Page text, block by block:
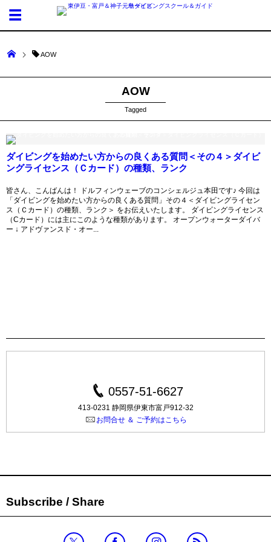
AOW
AOW
Tagged
ダイビングを始めたい方からの良くある質問＜その４＞ダイビ
ングライセンス（Ｃカード）の種類、ランク
皆さん、こんばんは！ ドルフィンウェーブのコンシェルジュ本田です♪ 今回は
「ダイビングを始めたい方からの良くある質問」その４＜ダイビングライセン
ス（Ｃカード）の種類、ランク＞ をお伝えいたします。 ダイビングライセンス
（Cカード）には主にこのような種類があります。 オープンウォーターダイバ
ー ↓ アドヴァンスド・オー...
0557-51-6627
413-0231 静岡県伊東市富戸912-32
お問合せ ＆ ご予約はこちら
Subscribe / Share